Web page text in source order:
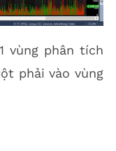
vùng phân tích
phải vào vùng